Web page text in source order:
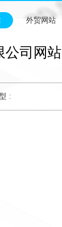
外贸网站
公司网站
: